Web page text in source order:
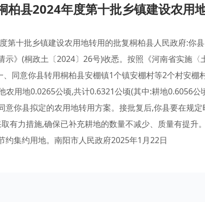
柏县2024年度第十批乡镇建设农用
第十批乡镇建设农用地转用的批复桐柏县人民政府:你
示》(桐政土〔2024〕26号)收悉。按照《河南省实施〈
同意你县转用桐柏县安棚镇1个镇安棚村等2个村安棚
农用地0.0265公顷,共计0.6321公顷(其中:耕地0.6056公
意你县拟定的农用地转用方案。接批复后,你县要在规
有力措施,确保已补充耕地的数量不减少、质量有提升
约集约用地。南阳市人民政府2025年1月22日